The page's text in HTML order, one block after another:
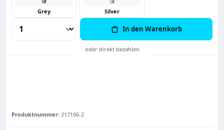
Grey Silver
Produkt Anzahl: Gib den gewünschten
In den Warenkorb
Produktnummer: 217106-2